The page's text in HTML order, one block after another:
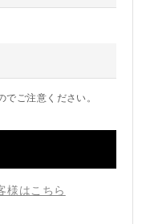
ご注意ください。
様はこちら